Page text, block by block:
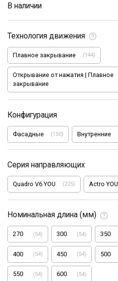
В наличии
Технология движения
Плавное закрывание (144)
Открывание от нажатия | Плавное
закрывание
Конфигурация
Фасадные (150) Внутренние
Серия направляющих
Quadro V6 YOU (225) Actro YOU
Номинальная длина (мм)
270 (54) 300 (54) 350
400 (54) 450 (54) 500
550 (54) 600 (54)